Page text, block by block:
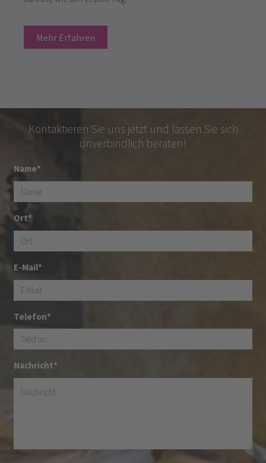
Mehr Erfahren
Kontaktieren Sie uns jetzt und lassen Sie sich
unverbindlich beraten!
Name*
Ort*
E-Mail*
Telefon*
Nachricht*